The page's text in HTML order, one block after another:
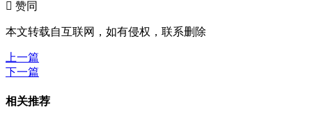
 赞同
本文转载自互联网，如有侵权，联系删除
上一篇
下一篇
相关推荐